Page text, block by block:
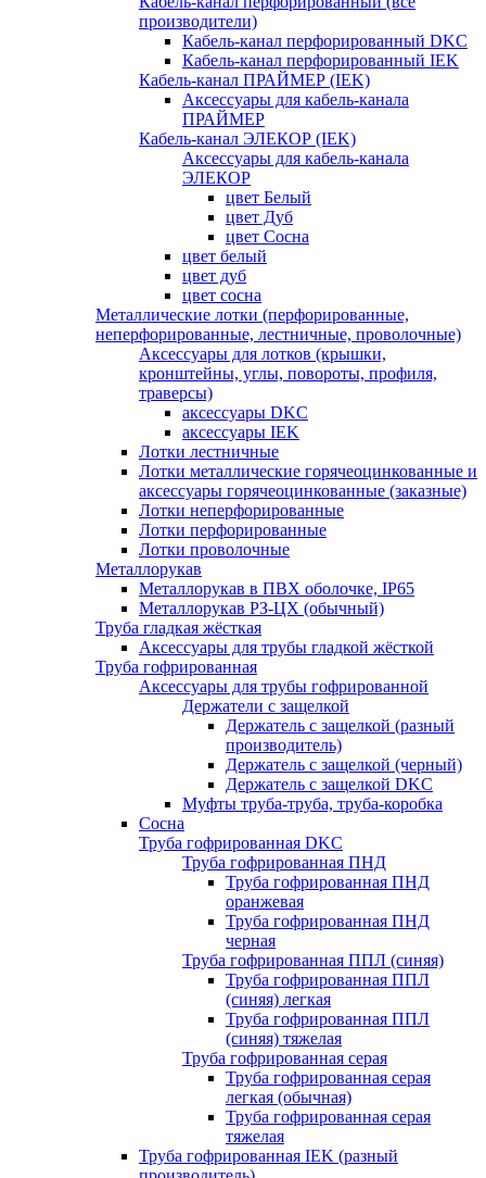
производители)
Кабель-канал перфорированный DKC
Кабель-канал перфорированный IEK
Кабель-канал ПРАЙМЕР (IEK)
Аксессуары для кабель-канала
ПРАЙМЕР
Кабель-канал ЭЛЕКОР (IEK)
Аксессуары для кабель-канала
ЭЛЕКОР
цвет Белый
цвет Дуб
цвет Сосна
цвет белый
цвет дуб
цвет сосна
Металлические лотки (перфорированные,
неперфорированные, лестничные, проволочные)
Аксессуары для лотков (крышки,
кронштейны, углы, повороты, профиля,
траверсы)
аксессуары DKC
аксессуары IEK
Лотки лестничные
Лотки металлические горячеоцинкованные и
аксессуары горячеоцинкованные (заказные)
Лотки неперфорированные
Лотки перфорированные
Лотки проволочные
Металлорукав
Металлорукав в ПВХ оболочке, IP65
Металлорукав РЗ-ЦХ (обычный)
Труба гладкая жёсткая
Аксессуары для трубы гладкой жёсткой
Труба гофрированная
Аксессуары для трубы гофрированной
Держатели с защелкой
Держатель с защелкой (разный
производитель)
Держатель с защелкой (черный)
Держатель с защелкой DKC
Муфты труба-труба, труба-коробка
Сосна
Труба гофрированная DKC
Труба гофрированная ПНД
Труба гофрированная ПНД
оранжевая
Труба гофрированная ПНД
черная
Труба гофрированная ППЛ (синяя)
Труба гофрированная ППЛ
(синяя) легкая
Труба гофрированная ППЛ
(синяя) тяжелая
Труба гофрированная серая
Труба гофрированная серая
легкая (обычная)
Труба гофрированная серая
тяжелая
Труба гофрированная IEK (разный